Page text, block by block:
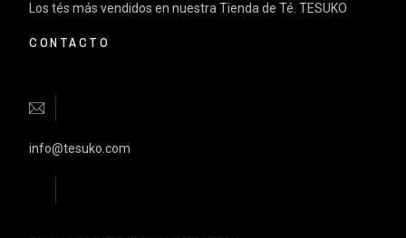
Los tés más vendidos en nuestra Tienda de Té. TESUKO
CONTACTO
info@tesuko.com